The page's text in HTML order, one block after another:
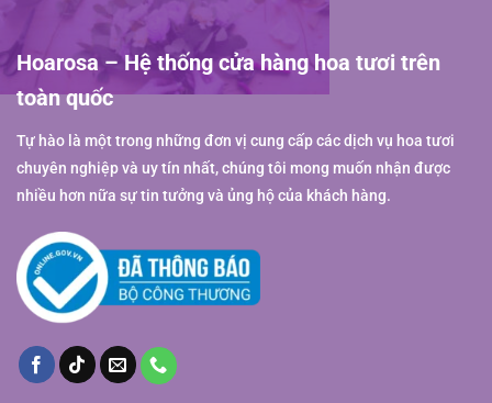
Hoarosa – Hệ thống cửa hàng hoa tươi trên
toàn quốc
Tự hào là một trong những đơn vị cung cấp các dịch vụ hoa tươi
chuyên nghiệp và uy tín nhất, chúng tôi mong muốn nhận được
nhiều hơn nữa sự tin tưởng và ủng hộ của khách hàng.